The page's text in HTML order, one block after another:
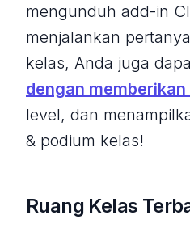
mengunduh add-in
menjalankan
kelas, Anda juga
dengan
level, dan
& podium kelas!
Ruang Kelas